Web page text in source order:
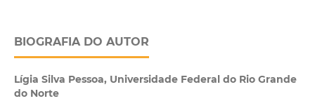
BIOGRAFIA DO AUTOR
Lígia Silva Pessoa, Universidade Federal do Rio Grande
do Norte